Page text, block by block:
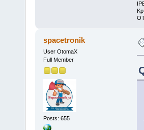
spacetronik
User OtomaX
Full Member
Posts: 655